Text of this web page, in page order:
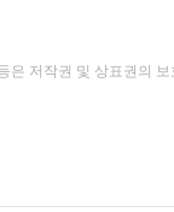
권 및 상표권의 보호를